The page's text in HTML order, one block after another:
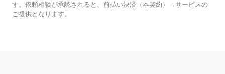
す。依頼相談が承認されると、前払い決済（本契約）→サービスの
ご提供となります。